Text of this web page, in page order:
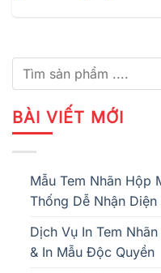
BÀI VIẾT MỚI
Mẫu Tem Nhãn Hộp
Thống Dễ Nhận Diện
Dịch Vụ In Tem
& In Mẫu Độc Quyền